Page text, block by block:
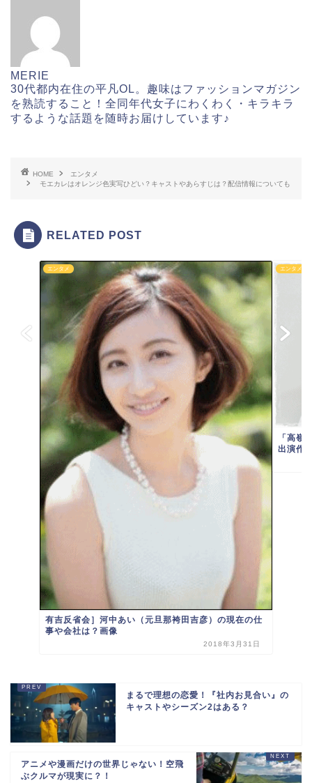
MERIE
30代都内在住の平凡OL。趣味はファッションマガジン
を熟読すること！全同年代女子にわくわく・キラキラ
するような話題を随時お届けしています♪
HOME
エンタメ
モエカレはオレンジ色実写ひどい？キャストやあらすじは？配信情報についても
RELATED POST
エンタメ
有吉反省会］河中あい（元旦那袴田吉彦）の現在の仕
事や会社は？画像
2018年3月31日
エンタメ
「高嶺
出演作
まるで理想の恋愛！『社内お見合い』の
キャストやシーズン2はある？
アニメや漫画だけの世界じゃない！空飛
ぶクルマが現実に？！